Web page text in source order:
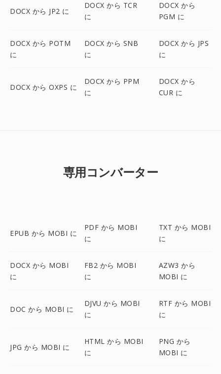
DOCX から JP2 に
DOCX から TCR
に
DOCX から
PGM に
DOCX から POTM
に
DOCX から SNB
に
DOCX から JPS
に
DOCX から OXPS に
DOCX から PPM
に
DOCX から
CUR に
専用コンバーター
EPUB から MOBI に
PDF から MOBI
に
TXT から MOBI
に
DOCX から MOBI
に
FB2 から MOBI
に
AZW3 から
MOBI に
DOC から MOBI に
DJVU から MOBI
に
RTF から MOBI
に
JPG から MOBI に
HTML から MOBI
に
PNG から
MOBI に